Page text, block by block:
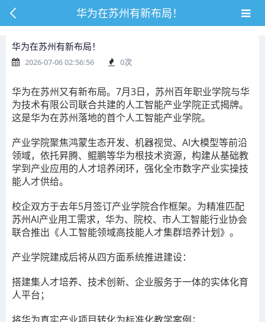
华为在苏州有新布局！
华为在苏州有新布局！
2026-07-06 02:56:56 0次
华为在苏州又有新布局。7月3日，苏州百年职业学院与华
为技术有限公司联合共建的人工智能产业学院正式揭牌。
这是华为在苏州落地的首个人工智能产业学院。
产业学院聚焦鸿蒙生态开发、机器视觉、AI大模型等前沿
领域，依托昇腾、鲲鹏等华为根技术资源，构建从基础教
学到产业应用的人才培养闭环，强化全市数字产业实操技
能人才供给。
校企双方于去年5月签订产业学院合作框架。为精准匹配
苏州AI产业用工需求，华为、院校、市人工智能行业协会
联合推出 《人工智能领域高技能人才集群培养计划》 。
产业学院建成后将从四方面系统推进建设：
搭建集人才培养、技术创新、企业服务于一体的实体化育
人平台；